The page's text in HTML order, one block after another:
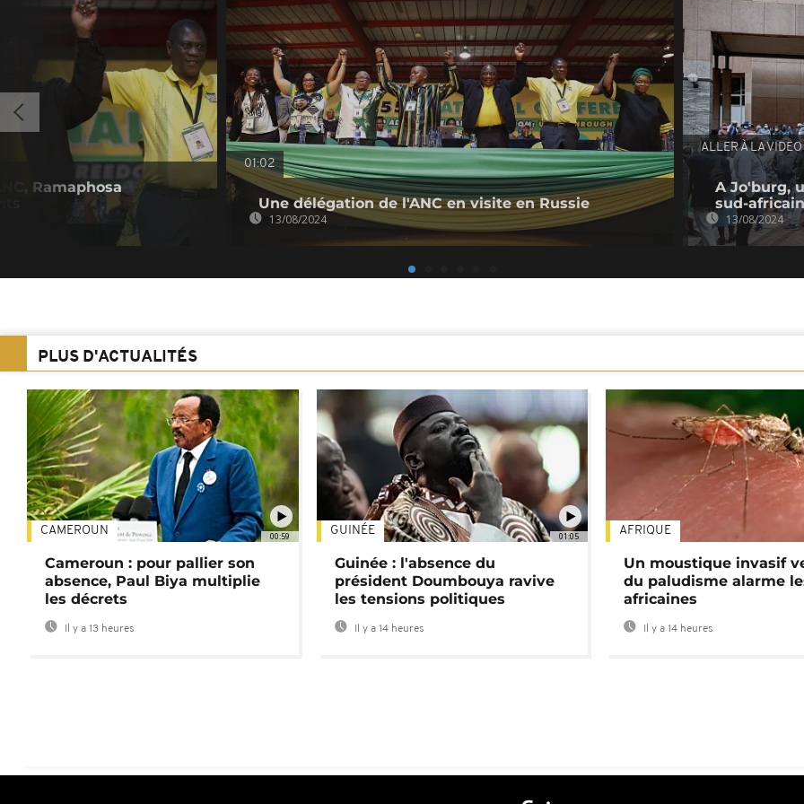
Ramaphosa
01:02
Une délégation de l'ANC en visite en Russie
13/08/2024
ALLER À LA VIDEO
A Jo'burg,
sud-
13/08/2024
PLUS D'ACTUALITÉS
00:59
CAMEROUN
Cameroun : pour pallier son
absence, Paul Biya multiplie
les décrets
Il y a 13 heures
01:05
GUINÉE
Guinée : l'absence du
président Doumbouya ravive
les tensions politiques
Il y a 14 heures
AFRIQUE
Un moustique invasif
du paludisme alarme
africaines
Il y a 14 heures